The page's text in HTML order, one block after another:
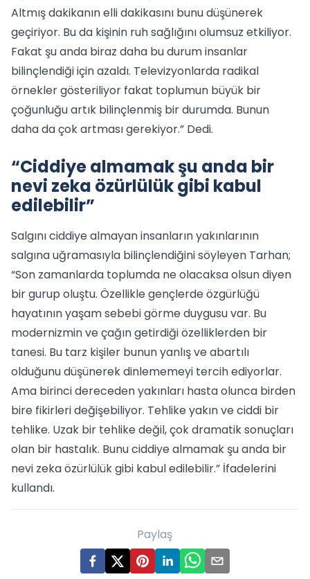
Altmış dakikanın elli dakikasını bunu düşünerek
geçiriyor. Bu da kişinin ruh sağlığını olumsuz etkiliyor.
Fakat şu anda biraz daha bu durum insanlar
bilinçlendiği için azaldı. Televizyonlarda radikal
örnekler gösteriliyor fakat toplumun büyük bir
çoğunluğu artık bilinçlenmiş bir durumda. Bunun
daha da çok artması gerekiyor.” Dedi.
“Ciddiye almamak şu anda bir
nevi zeka özürlülük gibi kabul
edilebilir”
Salgını ciddiye almayan insanların yakınlarının
salgına uğramasıyla bilinçlendiğini söyleyen Tarhan;
“Son zamanlarda toplumda ne olacaksa olsun diyen
bir gurup oluştu. Özellikle gençlerde özgürlüğü
hayatının yaşam sebebi görme duygusu var. Bu
modernizmin ve çağın getirdiği özelliklerden bir
tanesi. Bu tarz kişiler bunun yanlış ve abartılı
olduğunu düşünerek dinlememeyi tercih ediyorlar.
Ama birinci dereceden yakınları hasta olunca birden
bire fikirleri değişebiliyor. Tehlike yakın ve ciddi bir
tehlike. Uzak bir tehlike değil, çok dramatik sonuçları
olan bir hastalık. Bunu ciddiye almamak şu anda bir
nevi zeka özürlülük gibi kabul edilebilir.” İfadelerini
kullandı.
Paylaş